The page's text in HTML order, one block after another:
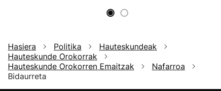
Hasiera Politika
Hauteskundeak
Hauteskunde Orokorrak
Hauteskunde Orokorren Emaitzak
Nafarroa
Bidaurreta